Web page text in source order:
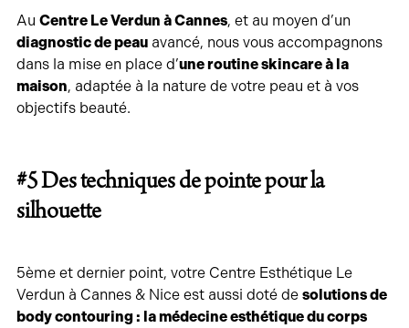
Au Centre Le Verdun à Cannes, et au moyen d’un
diagnostic de peauavancé, nous vous accompagnons
dans la mise en place d’une routine skincare à la
maison, adaptée à la nature de votre peau et à vos
objectifs beauté.
#5 Des techniques de pointe pour la
silhouette
5ème et dernier point, votre Centre Esthétique Le
Verdun à Cannes & Nice est aussi doté de solutions de
body contouring : la médecine esthétique du corps